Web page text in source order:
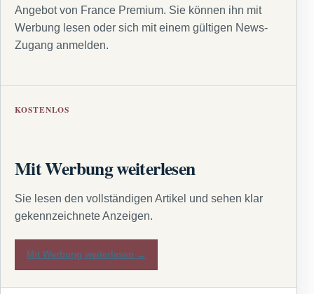
Angebot von France Premium. Sie können ihn mit
Werbung lesen oder sich mit einem gültigen News-
Zugang anmelden.
KOSTENLOS
Mit Werbung weiterlesen
Sie lesen den vollständigen Artikel und sehen klar
gekennzeichnete Anzeigen.
Mit Werbung weiterlesen →